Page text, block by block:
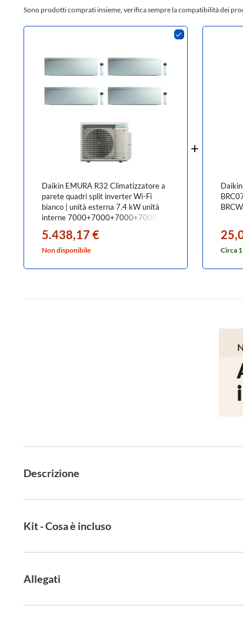
Sono prodotti comprati insieme, verifica sempre la compatibilità dei
Daikin EMURA R32 Climatizzatore a
parete quadri split inverter Wi-Fi
bianco | unità esterna 7.4 kW unità
interne 7000+7000+7000+7000
BTU
4MXM80A9+FTXJ[20|20|20|20]AW
5.438,17 €
Non disponibile Circa
Descrizione
Kit - Cosa è incluso
Allegati